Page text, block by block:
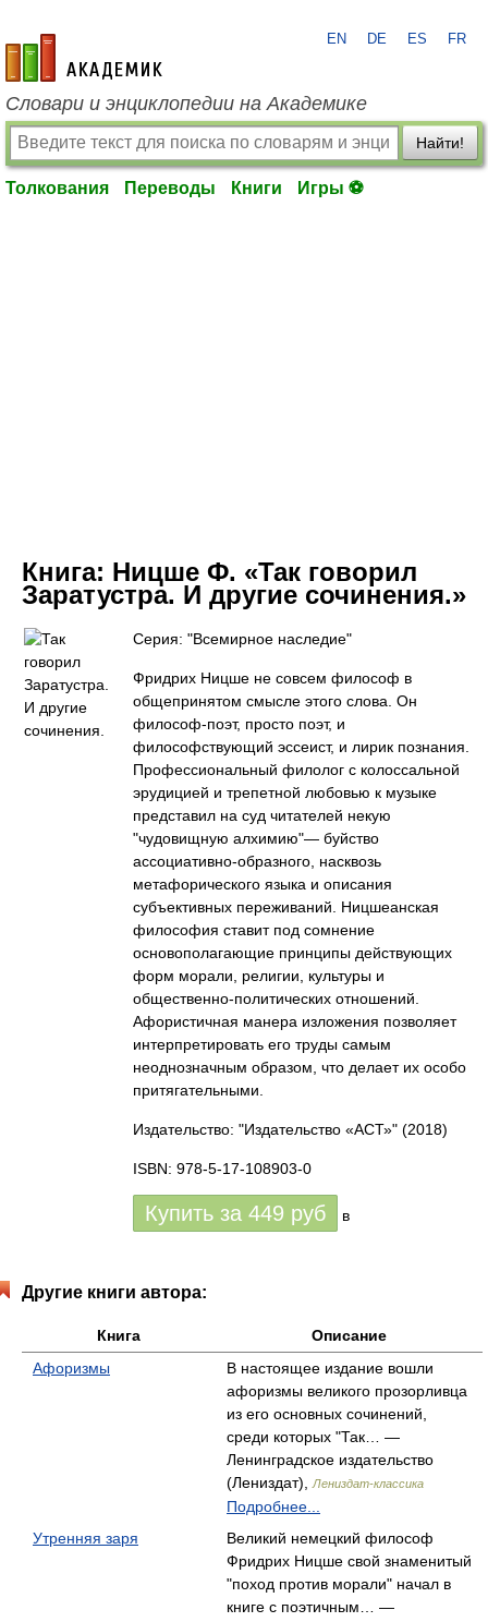
academic.ru
EN DE ES FR
Словари и энциклопедии на Академике
Найти!
Толкования Переводы Книги Игры ⚽
Книга: Ницше Ф. «Так говорил
Заратустра. И другие сочинения.»
Серия: "Всемирное наследие"
Фридрих Ницше не совсем философ в
общепринятом смысле этого слова. Он
философ-поэт, просто поэт, и
философствующий эссеист, и лирик познания.
Профессиональный филолог с колоссальной
эрудицией и трепетной любовью к музыке
представил на суд читателей некую
"чудовищную алхимию"— буйство
ассоциативно-образного, насквозь
метафорического языка и описания
субъективных переживаний. Ницшеанская
философия ставит под сомнение
основополагающие принципы действующих
форм морали, религии, культуры и
общественно-политических отношений.
Афористичная манера изложения позволяет
интерпретировать его труды самым
неоднозначным образом, что делает их особо
притягательными.
Издательство: "Издательство «АСТ»" (2018)
ISBN: 978-5-17-108903-0
Купить за 449 руб в
Другие книги автора:
Книга
Описание
Афоризмы
В настоящее издание вошли
афоризмы великого прозорливца
из его основных сочинений,
среди которых "Так… —
Ленинградское издательство
(Лениздат),
Лениздат-классика
Подробнее...
Утренняя заря
Великий немецкий философ
Фридрих Ницше свой знаменитый
"поход против морали" начал в
книге с поэтичным… —